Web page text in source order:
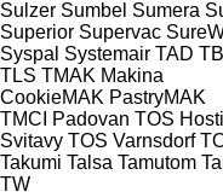
Sulzer Sumbel Sumera
Superior Supervac
Syspal Systemair TAD
TLS TMAK Makina
CookieMAK PastryMAK
TMCI Padovan TOS
Svitavy TOS Varnsdorf
Takumi Talsa Tamutom
TW